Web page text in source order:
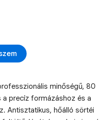
minőségű, 80
a precíz formázáshoz és a
Antisztatikus, hőálló sörtéi